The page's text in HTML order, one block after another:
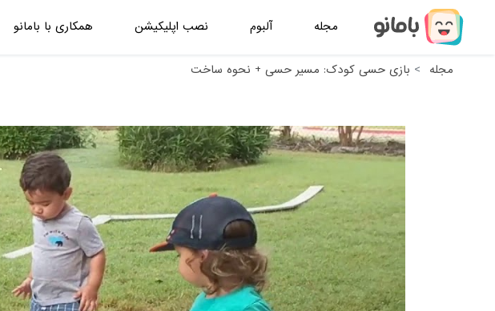
مجله آلبوم نصب اپلیکیشن همکاری با بامانو
مجله بازی حسی کودک: مسیر حسی + نحوه ساخت